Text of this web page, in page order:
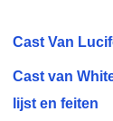
Cast Van
Cast van
lijst en feiten